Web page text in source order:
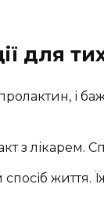
для
і
з лікарем.
життя.